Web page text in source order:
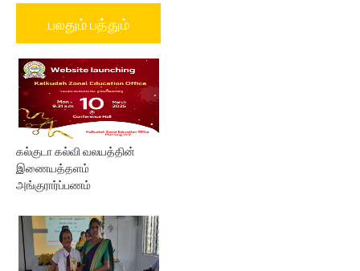
பலதும் பத்தும்
கல்குடா கல்வி வலயத்தின்
இணையத்தளம்
அங்குரார்ப்பணம்